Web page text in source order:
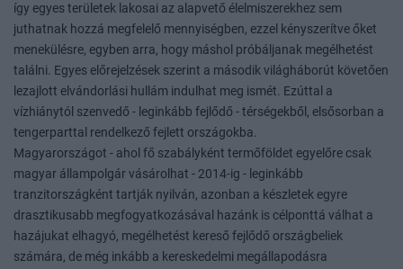
így egyes területek lakosai az alapvető élelmiszerekhez sem
juthatnak hozzá megfelelő mennyiségben, ezzel kényszerítve őket
menekülésre, egyben arra, hogy máshol próbáljanak megélhetést
találni. Egyes előrejelzések szerint a második világháborút követően
lezajlott elvándorlási hullám indulhat meg ismét. Ezúttal a
vízhiánytól szenvedő - leginkább fejlődő - térségekből, elsősorban a
tengerparttal rendelkező fejlett országokba.
Magyarországot - ahol fő szabályként termőföldet egyelőre csak
magyar állampolgár vásárolhat - 2014-ig - leginkább
tranzitországként tartják nyilván, azonban a készletek egyre
drasztikusabb megfogyatkozásával hazánk is célponttá válhat a
hazájukat elhagyó, megélhetést kereső fejlődő országbeliek
számára, de még inkább a kereskedelmi megállapodásra